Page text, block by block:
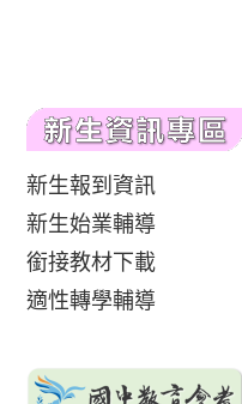
新生報到資訊
新生始業輔導
銜接教材下載
適性轉學輔導